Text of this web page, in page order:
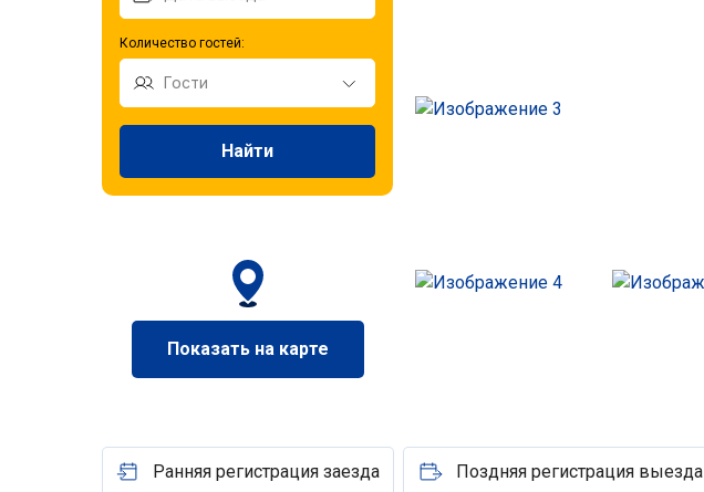
Количество гостей:
Найти
Показать на карте
Ранняя регистрация заезда Поздняя регистрация выезда